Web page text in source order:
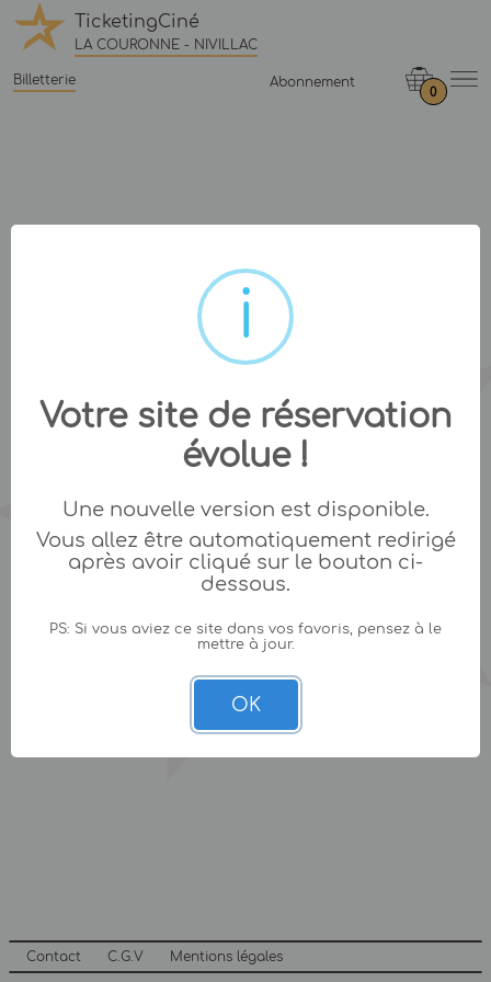
TicketingCiné
LA COURONNE - NIVILLAC
Billetterie Abonnement
0
Contact C.G.V Mentions légales
Votre site de réservation
évolue !
Une nouvelle version est disponible.
Vous allez être automatiquement redirigé
après avoir cliqué sur le bouton ci-
dessous.
PS: Si vous aviez ce site dans vos favoris, pensez à le
mettre à jour.
OK